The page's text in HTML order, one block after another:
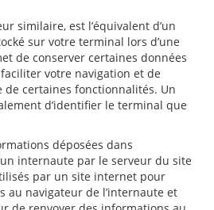
similaire, est l’équivalent d’un
sur votre terminal lors d’une
de conserver certaines données
votre navigation et de
certaines fonctionnalités. Un
d’identifier le terminal que
déposées dans
internaute par le serveur du site
par un site internet pour
au navigateur de l’internaute et